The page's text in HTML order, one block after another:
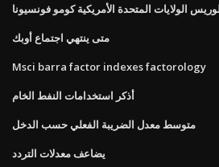
الولايات المتحدة الأمريكية كومو فونسيونا
متى ينتهي اجتماع أوبك
Msci barra factor indexes factorology
أذكر استخدامات النفط الخام
متوسط ​​معدل الضريبة الفعلي حسب الدخل
يضاعف معدلات التردد